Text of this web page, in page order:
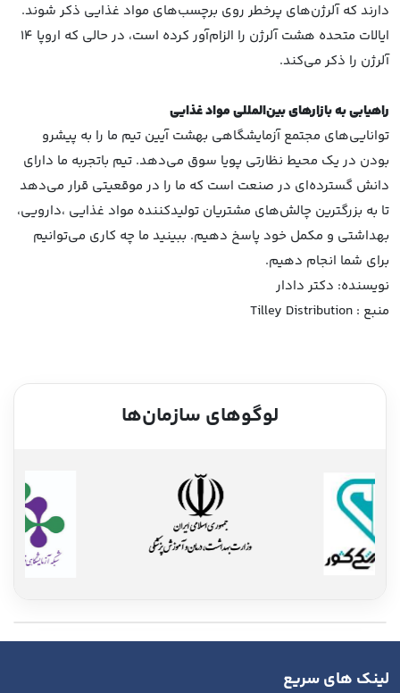
دارند که آلرژن‌های پرخطر روی برچسب‌های مواد غذایی ذکر شوند.
ایالات متحده هشت آلرژن را الزام‌آور کرده است، در حالی که اروپا 14
آلرژن را ذکر می‌کند.
راهیابی به بازارهای بین‌المللی مواد غذایی
توانایی‌های مجتمع آزمایشگاهی بهشت آیین تیم ما را به پیشرو
بودن در یک محیط نظارتی پویا سوق می‌دهد. تیم باتجربه ما دارای
دانش گسترده‌ای در صنعت است که ما را در موقعیتی قرار می‌دهد
تا به بزرگترین چالش‌های مشتریان تولیدکننده مواد غذایی ،دارویی،
بهداشتی و مکمل خود پاسخ دهیم. ببینید ما چه کاری می‌توانیم
برای شما انجام دهیم.
نویسنده: دکتر دادار
منبع : Tilley Distribution
لوگوهای سازمان‌ها
لینک های سریع